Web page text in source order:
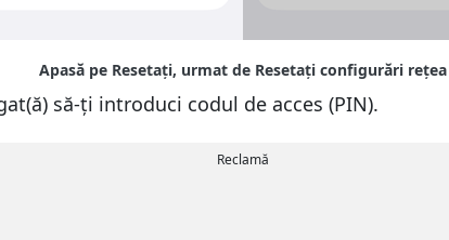
să-ți introduci codul de acces (PIN).
Reclamă